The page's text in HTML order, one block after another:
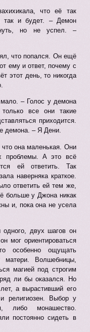
что её так
так и будет. – Демон
но не успел. –
что попался. Он ещё
ему и ответ, почему с
этот день, то никогда
– Голос у демона
все они такие
приходится.
демона. – Я Дени.
она маленькая. Они
проблемы. А это всё
ей ответить. Так
наверняка краткое.
ответить ей тем же,
больше у Джона никак
и, пока она не усела
двух шагов он
мог ориентироваться
особенно ощущать
матери. Волшебницы,
магией под строгим
ли бы оказался. Но
а вырастивший его
религиозен. Выбор у
либо монашество.
постоянно сидеть в